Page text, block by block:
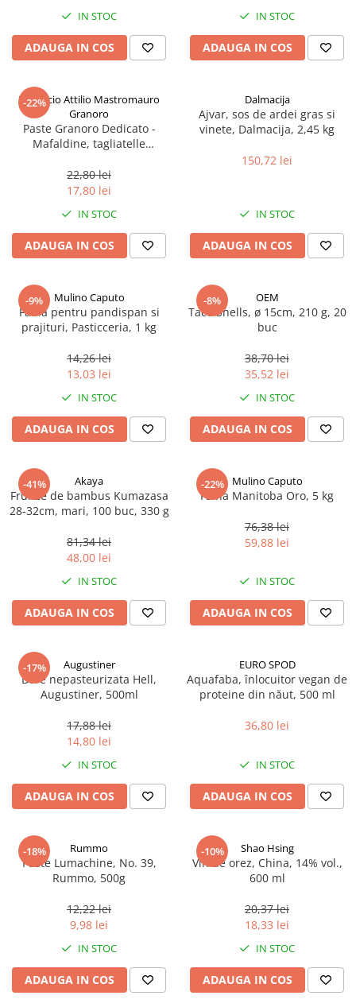
Spania / Cipru / Africa
Sare de mare din Oceanele Pacific
Sare de mare naturala din
Portugalia
Sare de roca
Sare marina
Specialitati din ulei
Terine si placinte
Uleiuri Premium
Uleiuri speciale/presate la rece
Ulei de masline extravirgin
Ulei Gegenbauer
Ulei Huilerie Beaujolaise
Ulei Wiberg Gastro
Prajitore paine
Gratare
Cesti, boluri, vesela
IN STOC
ADAUGA IN COS
IN STOC
ADAUGA IN COS
-22%
Pastificio Attilio Mastromauro
Granoro
Paste Granoro Dedicato -
Mafaldine, tagliatelle
22,80 lei
17,80 lei
IN STOC
ADAUGA IN COS
Dalmacija
Ajvar, sos de ardei gras si
vinete, Dalmacija, 2,45 kg
150,72 lei
IN STOC
ADAUGA IN COS
-9% Mulino Caputo
Faina pentru pandispan si
prajituri, Pasticceria, 1 kg
14,26 lei
13,03 lei
IN STOC
ADAUGA IN COS
-8% OEM
Taco Shells, ø 15cm, 210 g, 20
buc
38,70 lei
35,52 lei
IN STOC
ADAUGA IN COS
-41% Akaya
Frunze de bambus Kumazasa
28-32cm, mari, 100 buc, 330 g
81,34 lei
48,00 lei
IN STOC
ADAUGA IN COS
-22% Mulino Caputo
Faina Manitoba Oro, 5 kg
76,38 lei
59,88 lei
IN STOC
ADAUGA IN COS
-17% Augustiner
Bere nepasteurizata Hell,
Augustiner, 500ml
17,88 lei
14,80 lei
IN STOC
ADAUGA IN COS
EURO SPOD
Aquafaba, înlocuitor vegan de
proteine ​​din năut, 500 ml
36,80 lei
IN STOC
ADAUGA IN COS
-18% Rummo
Paste Lumachine, No. 39,
Rummo, 500g
12,22 lei
9,98 lei
IN STOC
ADAUGA IN COS
-10% Shao Hsing
Vin de orez, China, 14% vol.,
600 ml
20,37 lei
18,33 lei
IN STOC
ADAUGA IN COS